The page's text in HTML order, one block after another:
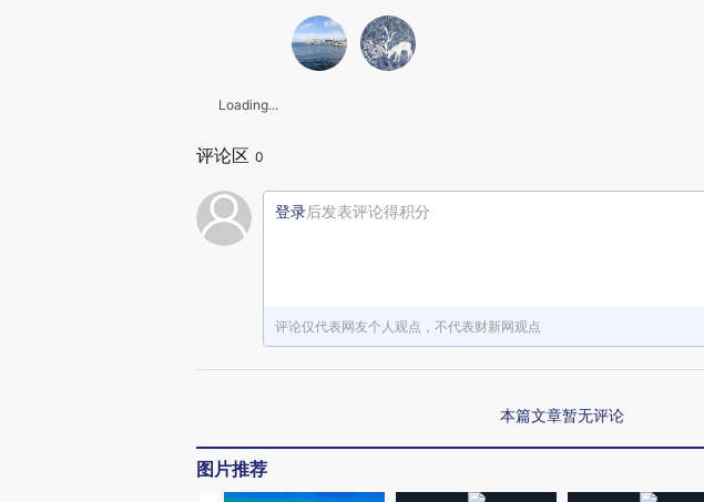
Loading...
评论区 0
登录后发表评论得积分
评论仅代表网友个人观点，不代表财新网观点
本篇文章暂无评论
图片推荐